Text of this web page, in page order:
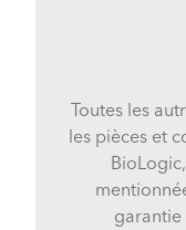
Toutes les
les pièces et
garantie